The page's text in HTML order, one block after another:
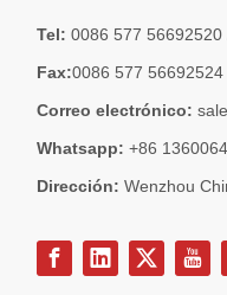
Las
Tel: 0086 577
Fax:0086 577 56692524
Correo electrónico:
Whatsapp: +86
Dirección: Wenzhou